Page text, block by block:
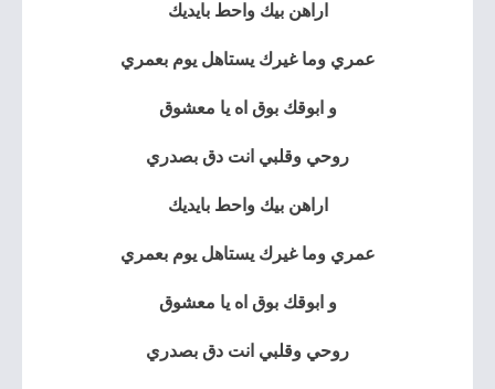
اراهن بيك واحط بايديك
عمري وما غيرك يستاهل يوم بعمري
و ابوقك بوق اه يا معشوق
روحي وقلبي انت دق بصدري
اراهن بيك واحط بايديك
عمري وما غيرك يستاهل يوم بعمري
و ابوقك بوق اه يا معشوق
روحي وقلبي انت دق بصدري